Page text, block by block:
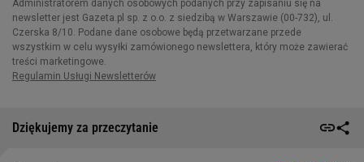
Dziękujemy za przeczytanie